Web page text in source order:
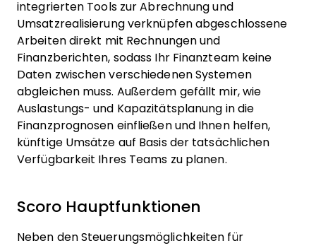
integrierten Tools zur Abrechnung und
Umsatzrealisierung verknüpfen abgeschlossene
Arbeiten direkt mit Rechnungen und
Finanzberichten, sodass Ihr Finanzteam keine
Daten zwischen verschiedenen Systemen
abgleichen muss. Außerdem gefällt mir, wie
Auslastungs- und Kapazitätsplanung in die
Finanzprognosen einfließen und Ihnen helfen,
künftige Umsätze auf Basis der tatsächlichen
Verfügbarkeit Ihres Teams zu planen.
Scoro Hauptfunktionen
Neben den Steuerungsmöglichkeiten für